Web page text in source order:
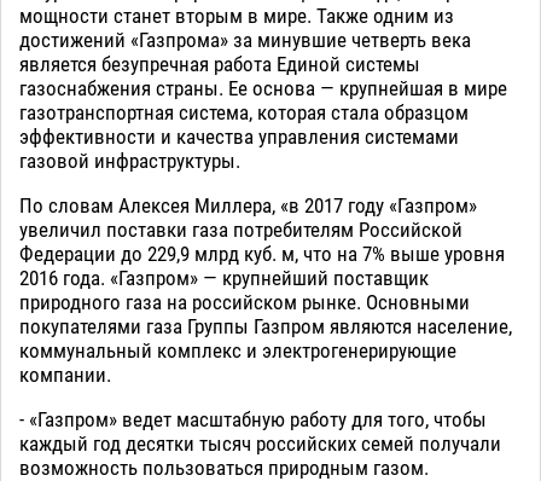
мощности станет вторым в мире. Также одним из
достижений «Газпрома» за минувшие четверть века
является безупречная работа Единой системы
газоснабжения страны. Ее основа — крупнейшая в мире
газотранспортная система, которая стала образцом
эффективности и качества управления системами
газовой инфраструктуры.
По словам Алексея Миллера, «в 2017 году «Газпром»
увеличил поставки газа потребителям Российской
Федерации до 229,9 млрд куб. м, что на 7% выше уровня
2016 года. «Газпром» — крупнейший поставщик
природного газа на российском рынке. Основными
покупателями газа Группы Газпром являются население,
коммунальный комплекс и электрогенерирующие
компании.
- «Газпром» ведет масштабную работу для того, чтобы
каждый год десятки тысяч российских семей получали
возможность пользоваться природным газом.